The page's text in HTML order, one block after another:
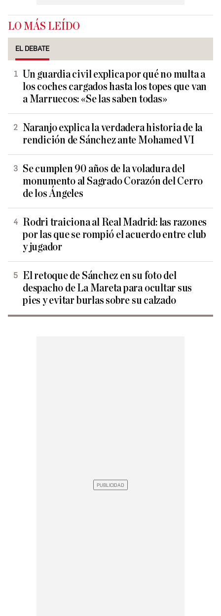
LO MÁS LEÍDO
EL DEBATE
Un guardia civil explica por qué no multa a
los coches cargados hasta los topes que van
a Marruecos: «Se las saben todas»
Naranjo explica la verdadera historia de la
rendición de Sánchez ante Mohamed VI
Se cumplen 90 años de la voladura del
monumento al Sagrado Corazón del Cerro
de los Ángeles
Rodri traiciona al Real Madrid: las razones
por las que se rompió el acuerdo entre club
y jugador
El retoque de Sánchez en su foto del
despacho de La Mareta para ocultar sus
pies y evitar burlas sobre su calzado